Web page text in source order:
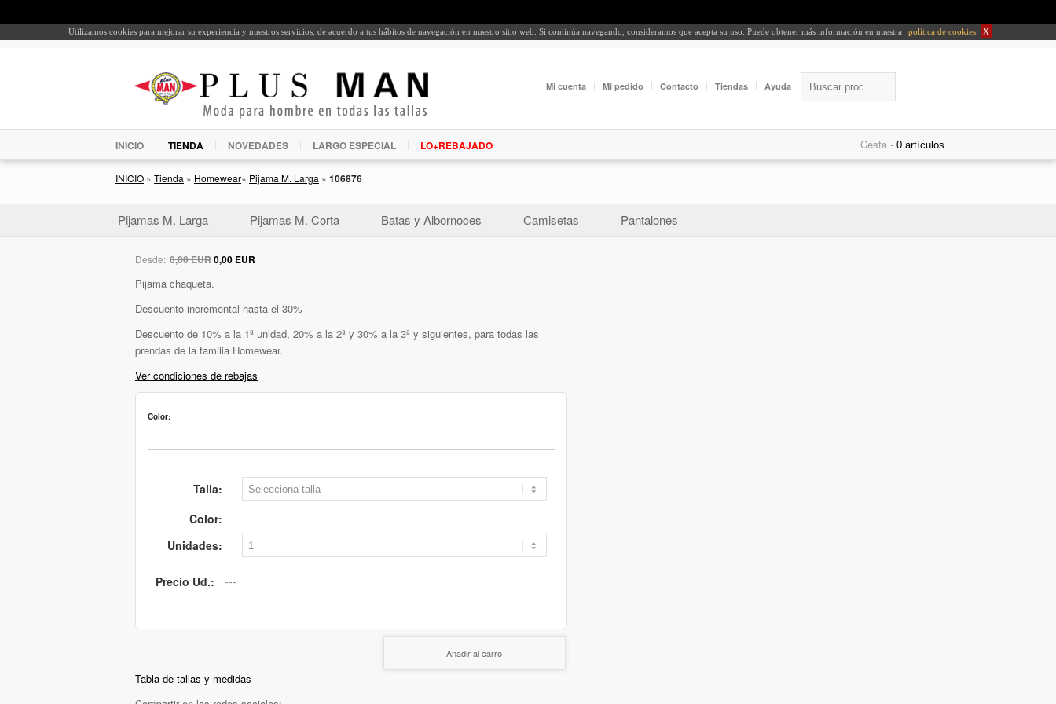
Utilizamos cookies para mejorar su experiencia y nuestros servicios, de acuerdo a tus hábitos de navegación en nuestro sitio web. Si continúa navegando, consideramos que acepta su uso. Puede obtener más información en nuestra política de cookies X
Mi cuenta Mi pedido Contacto Tiendas Ayuda
INICIO TIENDA NOVEDADES LARGO ESPECIAL LO+REBAJADO Cesta -
INICIO » Tienda » Homewear» Pijama M. Larga » 106876
Pijamas M. Larga Pijamas M. Corta Batas y Albornoces Camisetas Pantalones
Desde: 0,00 EUR0,00 EUR
Pijama chaqueta.
Descuento incremental hasta el 30%
Descuento de 10% a la 1ª unidad, 20% a la 2ª y 30% a la 3ª y siguientes, para todas las
prendas de la familia Homewear.
Ver condiciones de rebajas
Color:
Talla:
Color:
Unidades:
Precio Ud.:
Añadir al carro
Tabla de tallas y medidas